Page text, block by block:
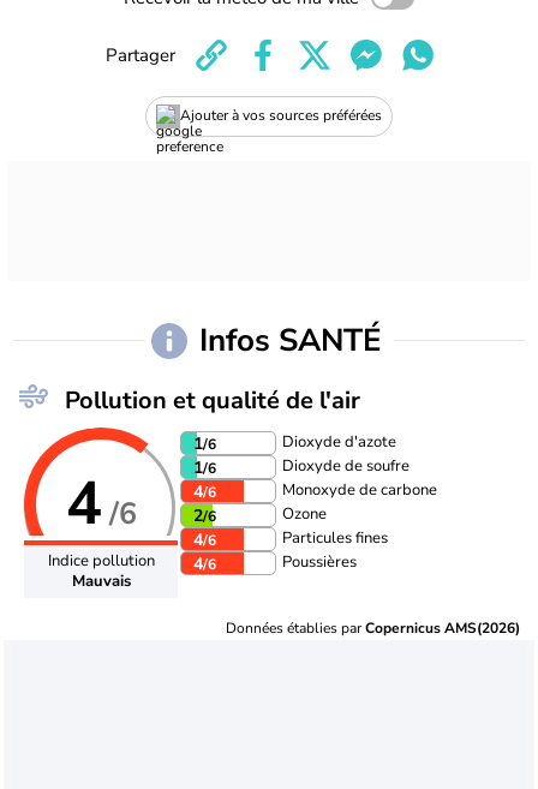
Ajouter à vos sources préférées
Partager
Infos SANTÉ
Pollution et qualité de l'air
4/6
Indice pollution
Mauvais
1/6 Dioxyde d'azote
1/6 Dioxyde de soufre
4/6 Monoxyde de carbone
2/6 Ozone
4/6 Particules fines
4/6 Poussières
Données établies parCopernicus AMS(2026)